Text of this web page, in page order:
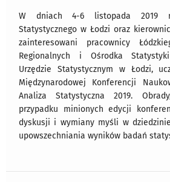
W dniach 4-6 listopada 2019
Statystycznego w Łodzi oraz
zainteresowani pracownicy
Regionalnych i Ośrodka
Urzędzie Statystycznym w Łodzi,
Międzynarodowej Konferencji
Analiza Statystyczna 2019.
przypadku minionych edycji
dyskusji i wymiany myśli w
upowszechniania wyników badań